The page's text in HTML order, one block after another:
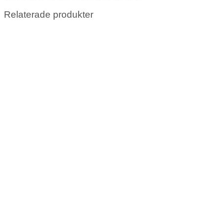
Relaterade produkter